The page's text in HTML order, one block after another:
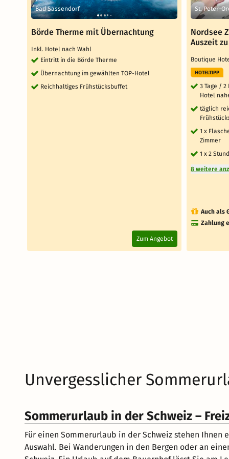
Bad Sassendorf
Börde Therme mit Übernachtung
Inkl. Hotel nach Wahl
Eintritt in die Börde Therme
Übernachtung im gewählten TOP-Hotel
Reichhaltiges Frühstücksbuffet
Zum Angebot
St. Peter-
Nordsee
Auszeit
Boutique
HOTELTIPP
3 Tage /
Hotel
täglich
1 x
Zimmer
1 x 2
8 weitere
Auch als
Zahlung
Unvergesslicher
Sommerurlaub in der Schweiz –
Für einen Sommerurlaub in der Schweiz stehen Ihnen
Auswahl. Bei Wanderungen in den Bergen oder an